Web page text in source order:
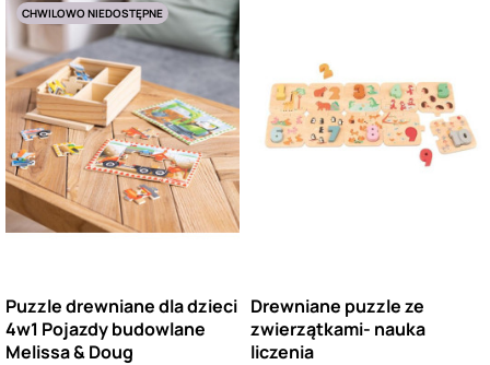
CHWILOWO NIEDOSTĘPNE
Puzzle drewniane dla dzieci
4w1 Pojazdy budowlane
Melissa & Doug
Drewniane puzzle ze
zwierzątkami- nauka
liczenia